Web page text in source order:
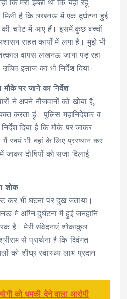
कि मेरी इच्छा थी कि यहीं रहूं।
मिली है कि लखनऊ में एक दुर्घटना हुई
चपेट में आए हैं। इसमें कुछ बच्चों
राहत कार्यों में लगा है। मुझे भी
वापस लखनऊ जाना पड़ रहा
इलाज का भी निर्देश दिया।
पर जाने का निर्देश
ने अपने नौजवानों को खोया है,
करता हूं। पुलिस महानिदेशक व
दिया है कि मौके पर जाकर
मैं स्वयं भी वहां के लिए प्रस्थान कर
दोषियों को सजा दिलाई
शोक
कर भी घटना पर दुख जताया।
में अग्नि दुर्घटना में हुई जनहानि
है। मेरी संवेदनाएं शोकाकुल
से प्रार्थना है कि दिवंगत
को शीघ्र स्वास्थ्य लाभ प्रदान
को धमकी देने वाला आरोपी